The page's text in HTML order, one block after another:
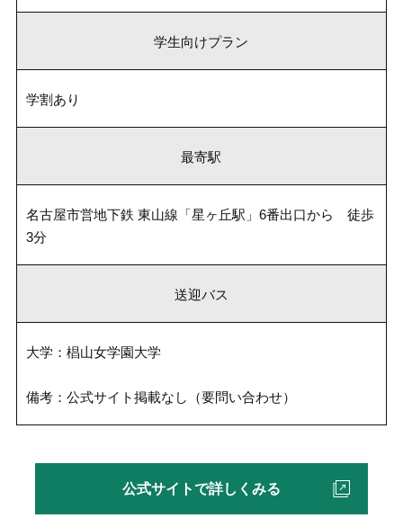
学生向けプラン
学割あり
最寄駅
名古屋市営地下鉄 東山線「星ヶ丘駅」6番出口から 徒歩
3分
送迎バス
大学：椙山女学園大学
備考：公式サイト掲載なし（要問い合わせ）
公式サイトで詳しくみる